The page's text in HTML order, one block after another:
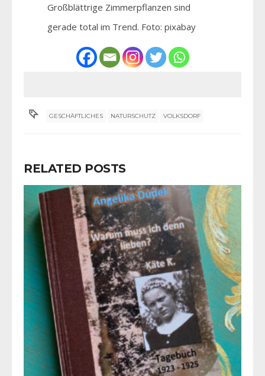
Großblättrige Zimmerpflanzen sind
gerade total im Trend. Foto: pixabay
GESCHÄFTLICHES NATURSCHUTZ VOLKSDORF
RELATED POSTS